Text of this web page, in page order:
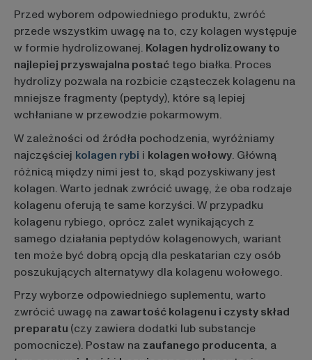
Przed wyborem odpowiedniego produktu, zwróć
przede wszystkim uwagę na to, czy kolagen występuje
w formie hydrolizowanej. Kolagen hydrolizowany to
najlepiej przyswajalna postaćtego białka. Proces
hydrolizy pozwala na rozbicie cząsteczek kolagenu na
mniejsze fragmenty (peptydy), które są lepiej
wchłaniane w przewodzie pokarmowym.
W zależności od źródła pochodzenia, wyróżniamy
najczęściej kolagen rybi i kolagen wołowy. Główną
różnicą między nimi jest to, skąd pozyskiwany jest
kolagen. Warto jednak zwrócić uwagę, że oba rodzaje
kolagenu oferują te same korzyści. W przypadku
kolagenu rybiego, oprócz zalet wynikających z
samego działania peptydów kolagenowych, wariant
ten może być dobrą opcją dla peskatarian czy osób
poszukujących alternatywy dla kolagenu wołowego.
Przy wyborze odpowiedniego suplementu, warto
zwrócić uwagę na zawartość kolagenu i czysty skład
preparatu (czy zawiera dodatki lub substancje
pomocnicze). Postaw na zaufanego producenta, a